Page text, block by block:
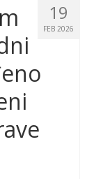
19
FEB 2026